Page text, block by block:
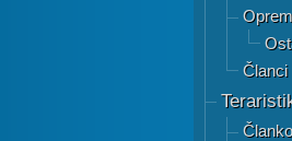
Članci